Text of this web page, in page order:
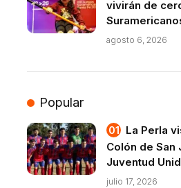
vivirán de
agosto 6, 2026
Popular
La Perla
Colón de San
Juventud
julio 17, 2026